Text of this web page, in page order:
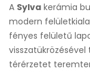
A Sylva kerámia
modern
fényes felületű
térérzetet